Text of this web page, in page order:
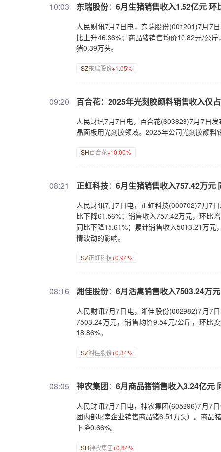
10:03 东瑞股份：6月生猪销售收入1.52亿元 环
人民财讯7月7日电，东瑞股份(001201)7月7
比上升46.36%；商品猪销售均价10.82元/公
猪0.39万头。
SZ东瑞股份+1.05%
09:20 百合花：2025年光刻胶颜料销售收入仅
人民财讯7月7日电，百合花(603823)7月7日
晶面板用光刻胶领域。2025年公司光刻胶颜
SH百合花+10.00%
08:21 正虹科技：6月生猪销售收入757.42万元
人民财讯7月7日电，正虹科技(000702)7月7
比下降61.56%；销售收入757.42万元，环比
同比下降15.61%；累计销售收入5013.21万元
情波动的影响。
SZ正虹科技+0.94%
08:16 湘佳股份：6月活禽销售收入7503.24万
人民财讯7月7日电，湘佳股份(002982)7月7
7503.24万元，销售均价9.54元/公斤，环比
18.86%。
SZ湘佳股份+0.34%
08:05 神农集团：6月商品猪销售收入3.24亿元
人民财讯7月7日电，神农集团(605296)7月7
团内部屠宰企业销售商品猪6.51万头）。商品
下降0.66%。
SH神农集团+0.84%